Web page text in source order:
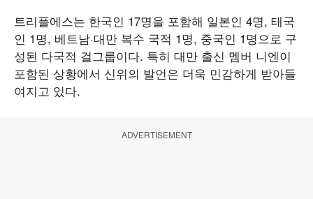
트리플에스는 한국인 17명을 포함해 일본인 4명, 태국
인 1명, 베트남·대만 복수 국적 1명, 중국인 1명으로 구
성된 다국적 걸그룹이다. 특히 대만 출신 멤버 니엔이
포함된 상황에서 신위의 발언은 더욱 민감하게 받아들
여지고 있다.
ADVERTISEMENT